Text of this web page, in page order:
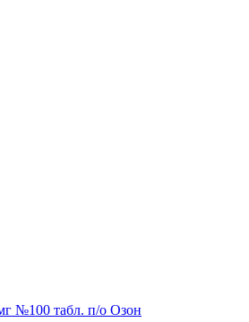
№100 табл. п/о Озон